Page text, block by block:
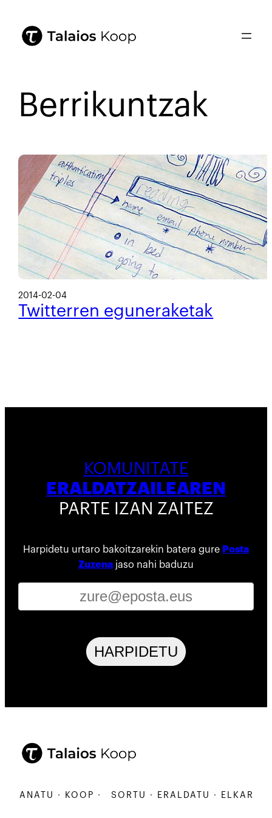
Berrikuntzak
2014-02-04
Twitterren eguneraketak
KOMUNITATE
ERALDATZAILEAREN
PARTE IZAN ZAITEZ
Harpidetu urtaro bakoitzarekin batera gure Posta
Zuzena jaso nahi baduzu
HARPIDETU
· KOOP · SORTU · ERALDATU ·